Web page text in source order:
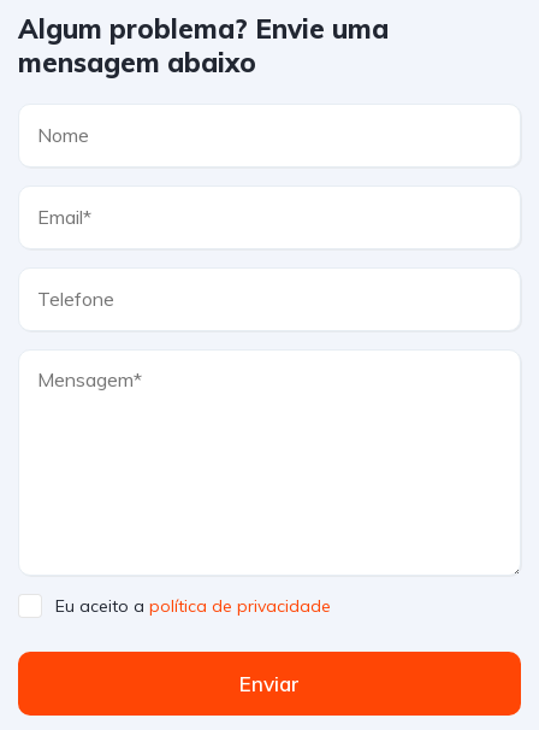
Algum problema? Envie uma
mensagem abaixo
Eu aceito a política de privacidade
Enviar